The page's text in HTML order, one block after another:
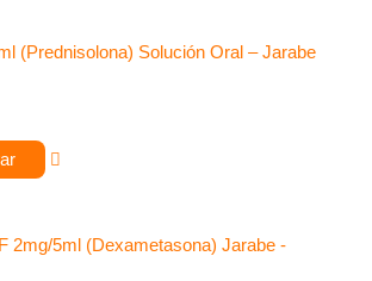
(Prednisolona) Solución Oral – Jarabe